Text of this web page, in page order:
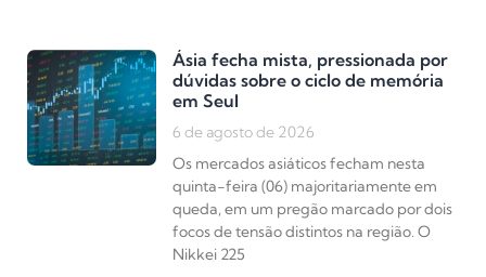
Ásia fecha mista, pressionada por
dúvidas sobre o ciclo de memória
em Seul
6 de agosto de 2026
Os mercados asiáticos fecham nesta
quinta-feira (06) majoritariamente em
queda, em um pregão marcado por dois
focos de tensão distintos na região. O
Nikkei 225